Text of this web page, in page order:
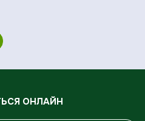
ОНЛАЙН